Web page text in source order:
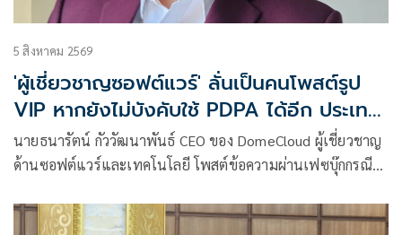
5 สิงหาคม 2569
'ผู้เชี่ยวชาญซอฟต์แวร์' ลั่นเป็นคนโพสต์รูป
VIP หากยังไม่บังคับใช้ PDPA ได้อีก ประเทศ
ก็หมดหวัง
นายธนารัตน์ กัววัฒนาพันธ์ CEO ของ DomeCloud ผู้เชี่ยวชาญ
ด้านซอฟต์แวร์และเทคโนโลยี โพสต์ข้อความผ่านเฟซบุ๊กกรณี